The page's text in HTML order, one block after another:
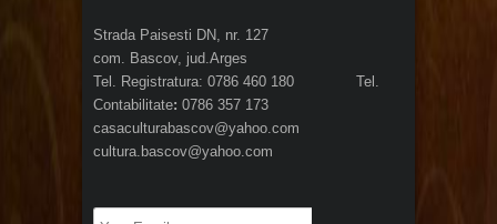
Strada Paisesti DN, nr. 127
com. Bascov, jud.Arges
Tel. Registratura: 0786 460 180 Tel.
Contabilitate: 0786 357 173
casaculturabascov@yahoo.com
cultura.bascov@yahoo.com